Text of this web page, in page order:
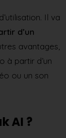
Il va
d’un
avantages,
à partir d’un
ou un son
AI ?